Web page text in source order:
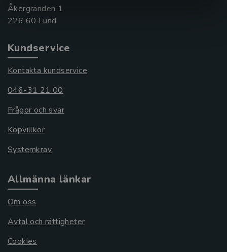
Åkergränden 1
Kundservice
Kontakta kundservice
046-31 21 00
Frågor och svar
Köpvillkor
Systemkrav
Allmänna länkar
Om oss
Avtal och rättigheter
Cookies